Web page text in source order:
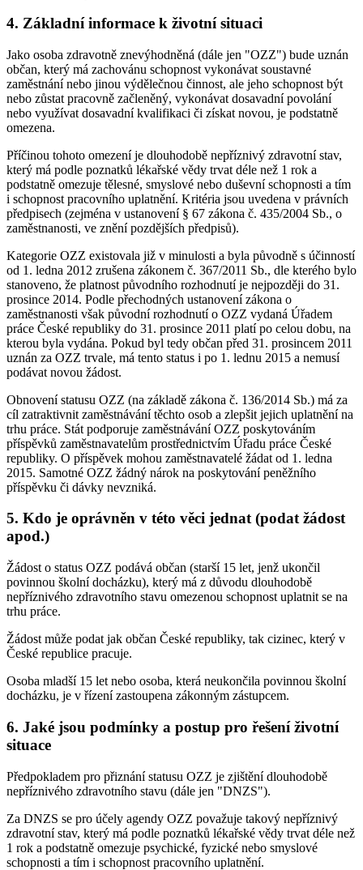
4. Základní informace k životní situaci
Jako osoba zdravotně znevýhodněná (dále jen "OZZ") bude uznán
občan, který má zachovánu schopnost vykonávat soustavné
zaměstnání nebo jinou výdělečnou činnost, ale jeho schopnost být
nebo zůstat pracovně začleněný, vykonávat dosavadní povolání
nebo využívat dosavadní kvalifikaci či získat novou, je podstatně
omezena.
Příčinou tohoto omezení je dlouhodobě nepříznivý zdravotní stav,
který má podle poznatků lékařské vědy trvat déle než 1 rok a
podstatně omezuje tělesné, smyslové nebo duševní schopnosti a tím
i schopnost pracovního uplatnění. Kritéria jsou uvedena v právních
předpisech (zejména v ustanovení § 67 zákona č. 435/2004 Sb., o
zaměstnanosti, ve znění pozdějších předpisů).
Kategorie OZZ existovala již v minulosti a byla původně s účinností
od 1. ledna 2012 zrušena zákonem č. 367/2011 Sb., dle kterého bylo
stanoveno, že platnost původního rozhodnutí je nejpozději do 31.
prosince 2014. Podle přechodných ustanovení zákona o
zaměstnanosti však původní rozhodnutí o OZZ vydaná Úřadem
práce České republiky do 31. prosince 2011 platí po celou dobu, na
kterou byla vydána. Pokud byl tedy občan před 31. prosincem 2011
uznán za OZZ trvale, má tento status i po 1. lednu 2015 a nemusí
podávat novou žádost.
Obnovení statusu OZZ (na základě zákona č. 136/2014 Sb.) má za
cíl zatraktivnit zaměstnávání těchto osob a zlepšit jejich uplatnění na
trhu práce. Stát podporuje zaměstnávání OZZ poskytováním
příspěvků zaměstnavatelům prostřednictvím Úřadu práce České
republiky. O příspěvek mohou zaměstnavatelé žádat od 1. ledna
2015. Samotné OZZ žádný nárok na poskytování peněžního
příspěvku či dávky nevzniká.
5. Kdo je oprávněn v této věci jednat (podat žádost
apod.)
Žádost o status OZZ podává občan (starší 15 let, jenž ukončil
povinnou školní docházku), který má z důvodu dlouhodobě
nepříznivého zdravotního stavu omezenou schopnost uplatnit se na
trhu práce.
Žádost může podat jak občan České republiky, tak cizinec, který v
České republice pracuje.
Osoba mladší 15 let nebo osoba, která neukončila povinnou školní
docházku, je v řízení zastoupena zákonným zástupcem.
6. Jaké jsou podmínky a postup pro řešení životní
situace
Předpokladem pro přiznání statusu OZZ je zjištění dlouhodobě
nepříznivého zdravotního stavu (dále jen "DNZS").
Za DNZS se pro účely agendy OZZ považuje takový nepříznivý
zdravotní stav, který má podle poznatků lékařské vědy trvat déle než
1 rok a podstatně omezuje psychické, fyzické nebo smyslové
schopnosti a tím i schopnost pracovního uplatnění.